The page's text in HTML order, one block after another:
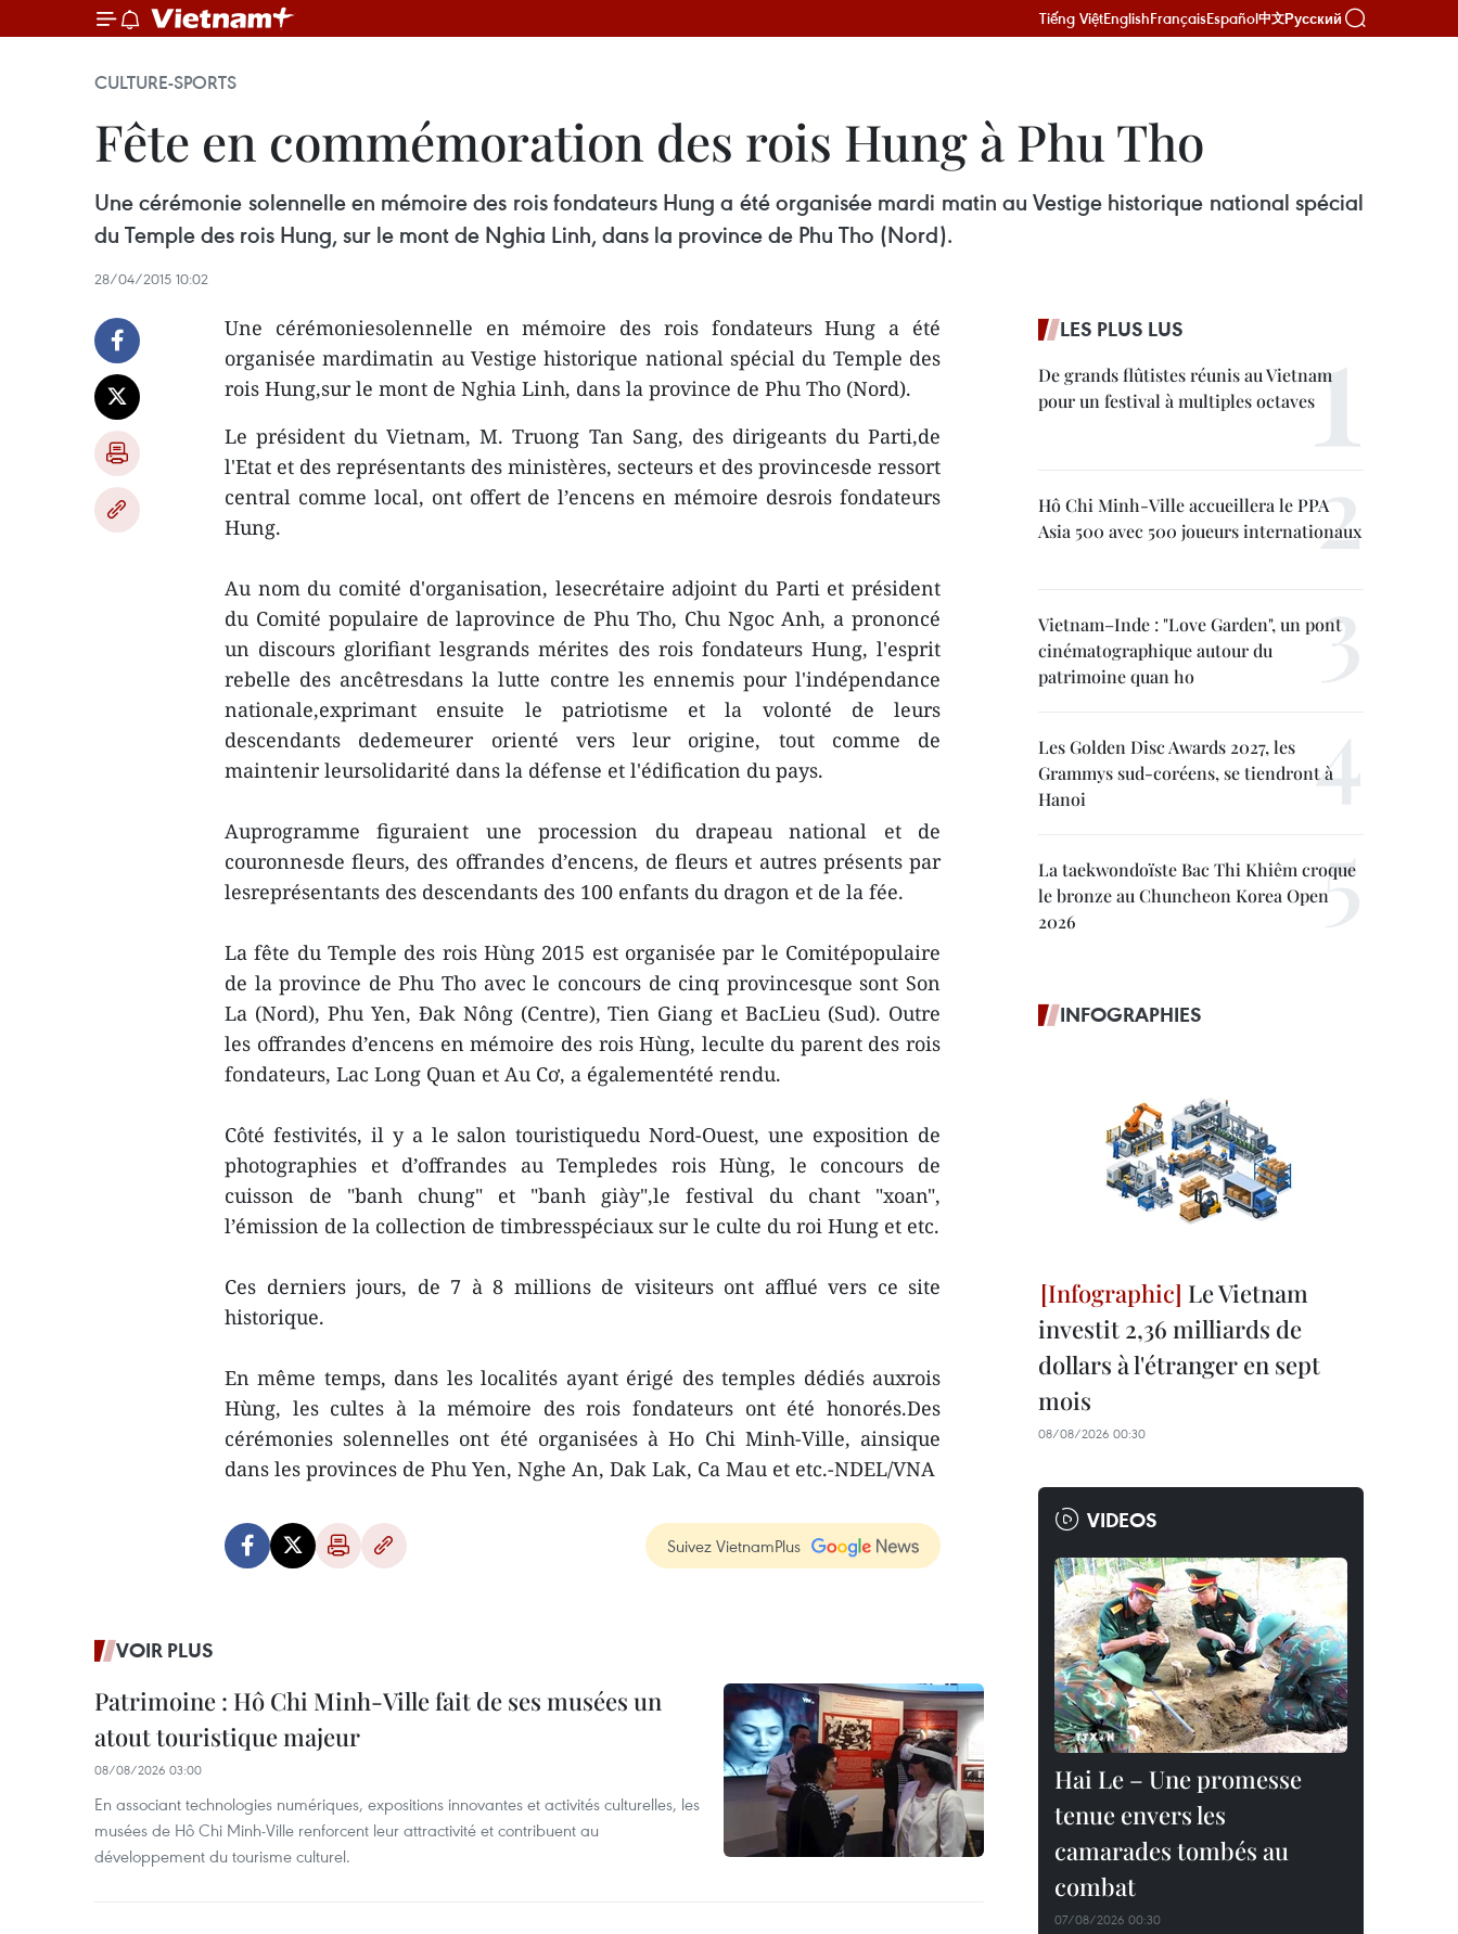
Tiếng ViệtEnglishFrançaisEspañol中文Русский
CULTURE-SPORTS
Fête en commémoration des rois Hung à Phu Tho
Une cérémonie solennelle en mémoire des rois fondateurs Hung a été organisée mardi matin au Vestige historique national spécial
du Temple des rois Hung, sur le mont de Nghia Linh, dans la province de Phu Tho (Nord).
28/04/2015 10:02
Une cérémoniesolennelle en mémoire des rois fondateurs Hung a été
organisée mardimatin au Vestige historique national spécial du Temple des
rois Hung,sur le mont de Nghia Linh, dans la province de Phu Tho (Nord).
Le président du Vietnam, M. Truong Tan Sang, des dirigeants du Parti,de
l'Etat et des représentants des ministères, secteurs et des provincesde ressort
central comme local, ont offert de l’encens en mémoire desrois fondateurs
Hung.
Au nom du comité d'organisation, lesecrétaire adjoint du Parti et président
du Comité populaire de laprovince de Phu Tho, Chu Ngoc Anh, a prononcé
un discours glorifiant lesgrands mérites des rois fondateurs Hung, l'esprit
rebelle des ancêtresdans la lutte contre les ennemis pour l'indépendance
nationale,exprimant ensuite le patriotisme et la volonté de leurs
descendants dedemeurer orienté vers leur origine, tout comme de
maintenir leursolidarité dans la défense et l'édification du pays.
Auprogramme figuraient une procession du drapeau national et de
couronnesde fleurs, des offrandes d’encens, de fleurs et autres présents par
lesreprésentants des descendants des 100 enfants du dragon et de la fée.
La fête du Temple des rois Hùng 2015 est organisée par le Comitépopulaire
de la province de Phu Tho avec le concours de cinq provincesque sont Son
La (Nord), Phu Yen, Đak Nông (Centre), Tien Giang et BacLieu (Sud). Outre
les offrandes d’encens en mémoire des rois Hùng, leculte du parent des rois
fondateurs, Lac Long Quan et Au Cơ, a égalementété rendu.
Côté festivités, il y a le salon touristiquedu Nord-Ouest, une exposition de
photographies et d’offrandes au Templedes rois Hùng, le concours de
cuisson de "banh chung" et "banh giày",le festival du chant "xoan",
l’émission de la collection de timbresspéciaux sur le culte du roi Hung et etc.
Ces derniers jours, de 7 à 8 millions de visiteurs ont afflué vers ce site
historique.
En même temps, dans les localités ayant érigé des temples dédiés auxrois
Hùng, les cultes à la mémoire des rois fondateurs ont été honorés.Des
cérémonies solennelles ont été organisées à Ho Chi Minh-Ville, ainsique
dans les provinces de Phu Yen, Nghe An, Dak Lak, Ca Mau et etc.-NDEL/VNA
Suivez VietnamPlus
VOIR PLUS
Patrimoine : Hô Chi Minh-Ville fait de ses musées un
atout touristique majeur
08/08/2026 03:00
En associant technologies numériques, expositions innovantes et activités culturelles, les
musées de Hô Chi Minh-Ville renforcent leur attractivité et contribuent au
développement du tourisme culturel.
LES PLUS LUS
De grands flûtistes réunis au Vietnam
pour un festival à multiples octaves
Hô Chi Minh-Ville accueillera le PPA
Asia 500 avec 500 joueurs internationaux
Vietnam–Inde : "Love Garden", un pont
cinématographique autour du
patrimoine quan ho
Les Golden Disc Awards 2027, les
Grammys sud-coréens, se tiendront à
Hanoi
La taekwondoïste Bac Thi Khiêm croque
le bronze au Chuncheon Korea Open
2026
INFOGRAPHIES
Le Vietnam
investit 2,36 milliards de
dollars à l'étranger en sept
mois
08/08/2026 00:30
VIDEOS
Hai Le – Une promesse
tenue envers les
camarades tombés au
combat
07/08/2026 00:30